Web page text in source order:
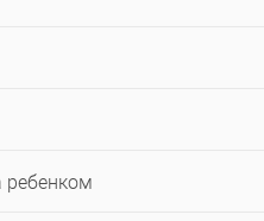
ребенком